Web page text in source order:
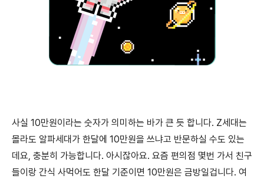
사실 10만원이라는 숫자가 의미하는 바가 큰 듯 합니다. Z세대는
몰라도 알파세대가 한달에 10만원을 쓰냐고 반문하실 수도 있는
데요, 충분히 가능합니다. 아시잖아요. 요즘 편의점 몇번 가서 친구
들이랑 간식 사먹어도 한달 기준이면 10만원은 금방일겁니다. 여